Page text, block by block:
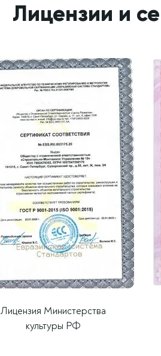
Лицензии и
Лицензия Министерства
культуры РФ